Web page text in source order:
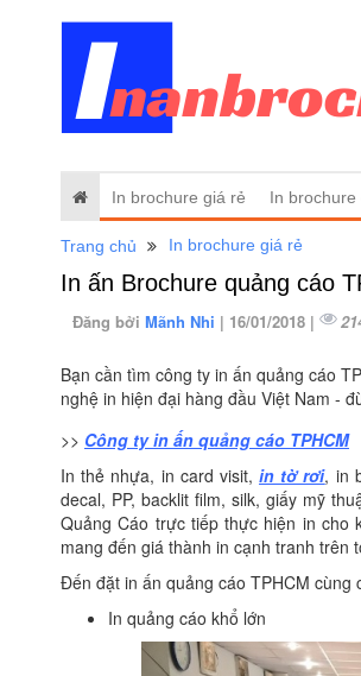
In brochure giá rẻ In brochure
Trang chủ In brochure giá rẻ
In ấn Brochure quảng cáo
Đăng bởi Mãnh Nhi | 16/01/2018 |
Bạn cần tìm công ty in ấn quảng cáo
nghệ in hiện đại hàng đầu Việt Nam -
>> Công ty in ấn quảng cáo TPHCM
In thẻ nhựa, in card visit,in tờ rơi, in
decal, PP, backlit film, silk, giấy mỹ
Quảng Cáo trực tiếp thực hiện in cho
mang đến giá thành in cạnh tranh trên
Đến đặt in ấn quảng cáo TPHCM cùng
In quảng cáo khổ lớn